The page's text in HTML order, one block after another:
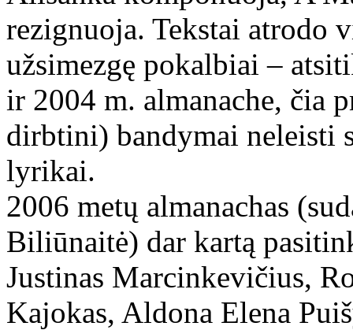
rezignuoja. Tekstai atrodo
užsimezgę pokalbiai –
ir 2004 m. almanache, čia
dirbtini) bandymai neleisti
lyrikai.
2006 metų almanachas
Biliūnaitė) dar kartą
Justinas Marcinkevičius,
Kajokas, Aldona Elena